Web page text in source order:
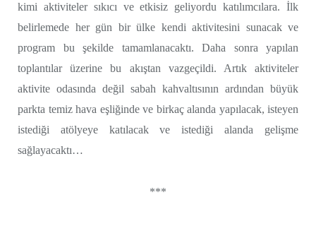
kimi aktiviteler sıkıcı ve etkisiz geliyordu katılımcılara. İlk
belirlemede her gün bir ülke kendi aktivitesini sunacak ve
program bu şekilde tamamlanacaktı. Daha sonra yapılan
toplantılar üzerine bu akıştan vazgeçildi. Artık aktiviteler
aktivite odasında değil sabah kahvaltısının ardından büyük
parkta temiz hava eşliğinde ve birkaç alanda yapılacak, isteyen
istediği atölyeye katılacak ve istediği alanda gelişme
sağlayacaktı…
***